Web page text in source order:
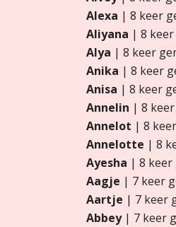
Alexa | 8 keer
Aliyana | 8
Alya | 8 keer
Anika | 8 keer
Anisa | 8 keer
Annelin | 8
Annelot | 8
Annelotte | 8
Ayesha | 8 keer
Aagje | 7 keer
Aartje | 7 keer
Abbey| 7 keer